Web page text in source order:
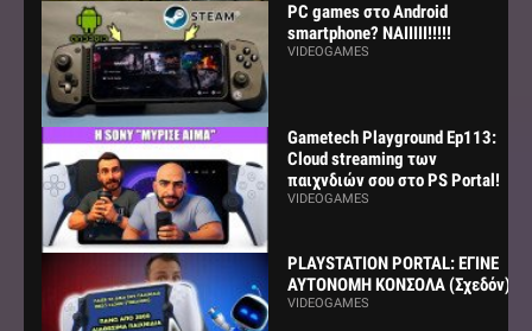
PC games στο Android
smartphone? ΝΑΙΙΙΙΙ!!!!!
VIDEOGAMES
Gametech Playground Ep113:
Cloud streaming των
παιχνδιών σου στο PS Portal!
VIDEOGAMES
PLAYSTATION PORTAL: ΕΓΙΝΕ
ΑΥΤΟΝΟΜΗ ΚΟΝΣΟΛΑ (Σχεδόν)
VIDEOGAMES